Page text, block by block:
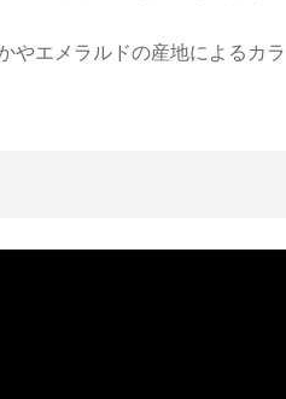
やエメラルドの産地によるカラ